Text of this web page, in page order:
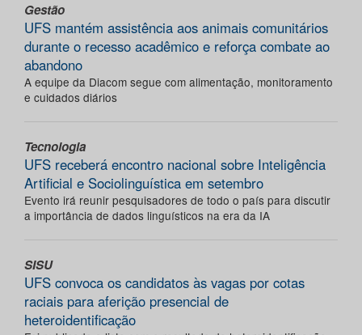
Gestão
UFS mantém assistência aos animais comunitários
durante o recesso acadêmico e reforça combate ao
abandono
A equipe da Diacom segue com alimentação, monitoramento
e cuidados diários
Tecnologia
UFS receberá encontro nacional sobre Inteligência
Artificial e Sociolinguística em setembro
Evento irá reunir pesquisadores de todo o país para discutir
a importância de dados linguísticos na era da IA
SISU
UFS convoca os candidatos às vagas por cotas
raciais para aferição presencial de
heteroidentificação